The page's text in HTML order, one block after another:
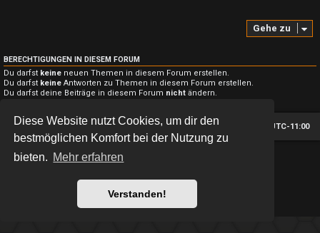
Diese Website nutzt Cookies, um dir den
bestmöglichen Komfort bei der Nutzung zu
bieten. Mehr erfahren
Verstanden!
Gehe zu
BERECHTIGUNGEN IN DIESEM FORUM
Du darfst keine neuen Themen in diesem Forum erstellen.
Du darfst keine Antworten zu Themen in diesem Forum erstellen.
Du darfst deine Beiträge in diesem Forum nicht ändern.
Foren-Übersicht Alle Zeiten sind UTC-11:00
*Hexagon style by
Deutsche Übersetzung durch